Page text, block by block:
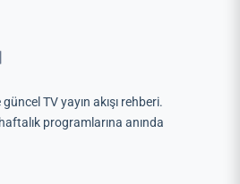
TV yayın akışı rehberi.
programlarına anında